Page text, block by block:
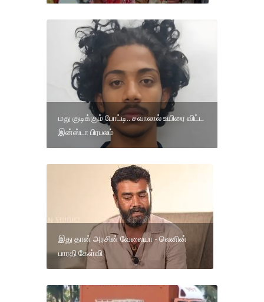
மது குடிக்கும் போட்டி.. சவாலால் உயிரை விட்ட
இன்ஸ்டா பிரபலம்
இது தான் அரசின் வேலையா - லெனின்
பாரதி‌ கேள்வி